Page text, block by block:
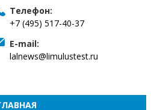
Телефон:
+7 (495) 517-40-37
E-mail:
lalnews@limulustest.ru